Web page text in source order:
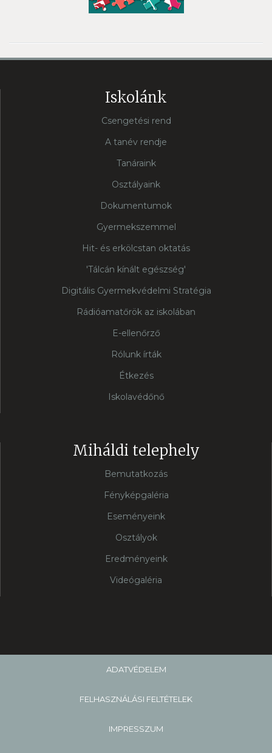
Iskolánk
Csengetési rend
A tanév rendje
Tanáraink
Osztályaink
Dokumentumok
Gyermekszemmel
Hit- és erkölcstan oktatás
'Tálcán kínált egészség'
Digitális Gyermekvédelmi Stratégia
Rádióamatőrök az iskolában
E-ellenőrző
Rólunk írták
Étkezés
Iskolavédőnő
Miháldi telephely
Bemutatkozás
Fényképgaléria
Eseményeink
Osztályok
Eredményeink
Videógaléria
ADATVÉDELEM
FELHASZNÁLÁSI FELTÉTELEK
IMPRESSZUM